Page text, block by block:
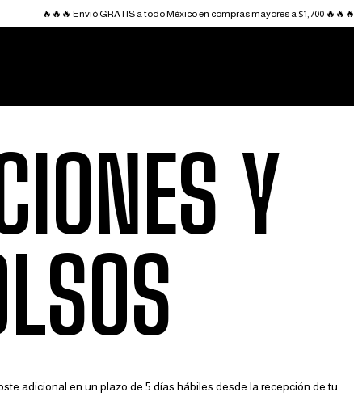
🔥🔥🔥 Envió GRATIS a todo México en compras mayores a $1,700 🔥🔥🔥
Y
adicional en un plazo de 5 días hábiles desde la recepción de tu